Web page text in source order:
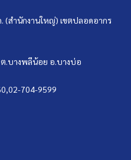
(สำนักงานใหญ่) เขตปลอดอากร
.บางพลีน้อย อ.บางบ่อ
704-9599